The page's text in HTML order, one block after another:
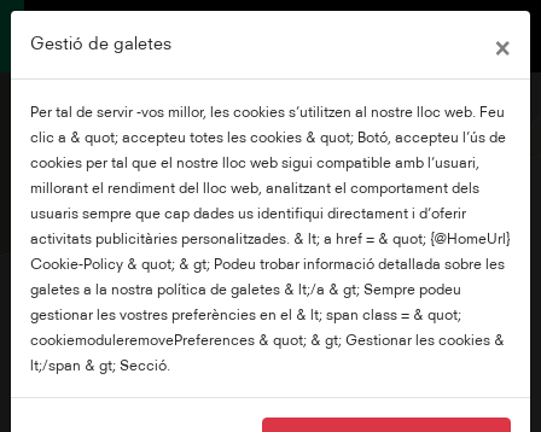
55" UHD VIDAA TV
Gestió de galetes ×
Per tal de servir -vos millor, les cookies s’utilitzen al nostre lloc web. Feu
clic a & quot; accepteu totes les cookies & quot; Botó, accepteu l’ús de
cookies per tal que el nostre lloc web sigui compatible amb l’usuari,
millorant el rendiment del lloc web, analitzant el comportament dels
usuaris sempre que cap dades us identifiqui directament i d’oferir
activitats publicitàries personalitzades. & lt; a href = & quot; {@HomeUrl}
Cookie-Policy & quot; & gt; Podeu trobar informació detallada sobre les
galetes a la nostra política de galetes & lt;/a & gt; Sempre podeu
gestionar les vostres preferències en el & lt; span class = & quot;
cookiemoduleremovePreferences & quot; & gt; Gestionar les cookies &
lt;/span & gt; Secció.